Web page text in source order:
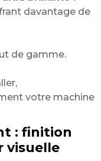
davantage de
de gamme.
votre machine
: finition
visuelle